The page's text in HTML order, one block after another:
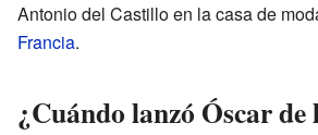
Antonio del Castillo en la casa de
Francia.
¿Cuándo lanzó Óscar de